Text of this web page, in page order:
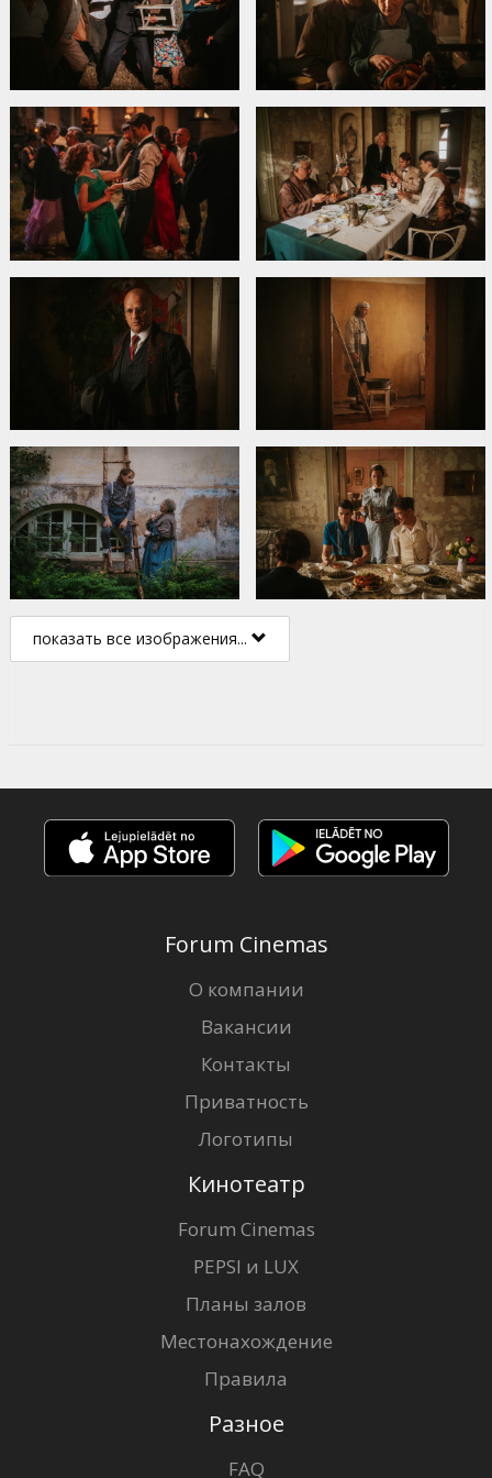
Dumburs,Inese Kučinska Jēkabs Reinis Gatis Maliks, Lauris
Dzelzītis,Vita Vārpiņa,Kristians Teterovskis
Facebook
показать все изображения...
Forum Cinemas
О компании
Вакансии
Контакты
Приватность
Логотипы
Кинотеатр
Forum Cinemas
PEPSI и LUX
Планы залов
Местонахождение
Правила
Разное
FAQ